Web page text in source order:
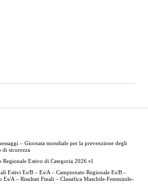
– Giornata mondiale per la prevenzione degli
di sicurezza
Regionale Estivo di Categoria 2026 vl
Estivi Es/B – Es/A – Campionato Regionale Es/B –
Es/A – Risultati Finali – Classifica Maschile-Femminile-